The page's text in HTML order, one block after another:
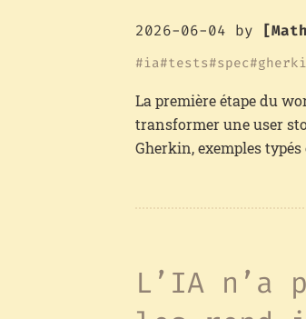
2026-06-04 by
ia tests spec
La première étape du
transformer une user
Gherkin, exemples
L’IA